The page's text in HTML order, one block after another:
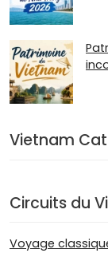
Vietnam
Circuits du
Voyage